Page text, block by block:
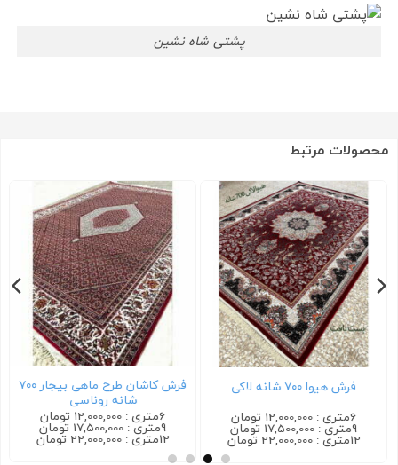
پشتی شاه نشین
محصولات مرتبط
فرش هیوا ۷۰۰ شانه لاکی
6متری : 12,000,000 تومان
9متری : 17,500,000 تومان
12متری : 22,000,000 تومان
فرش کاشان طرح ماهی بیجار ۷۰۰
شانه روناسی
6متری : 12,000,000 تومان
9متری : 17,500,000 تومان
12متری : 22,000,000 تومان